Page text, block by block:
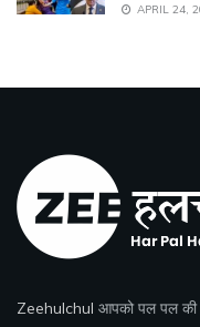
APRIL 24,
Zeehulchul आपको पल पल की